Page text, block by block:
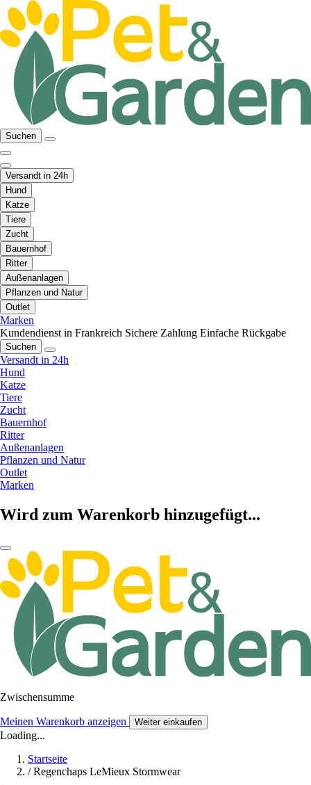
Suchen
Versandt in 24h
Hund
Katze
Tiere
Zucht
Bauernhof
Ritter
Außenanlagen
Pflanzen und Natur
Outlet
Marken
Kundendienst in Frankreich Sichere Zahlung Einfache Rückgabe
Suchen
Versandt in 24h
Hund
Katze
Tiere
Zucht
Bauernhof
Ritter
Außenanlagen
Pflanzen und Natur
Outlet
Marken
Wird zum Warenkorb hinzugefügt...
Zwischensumme
Meinen Warenkorb anzeigen Weiter einkaufen
Loading...
Startseite
/ Regenchaps LeMieux Stormwear